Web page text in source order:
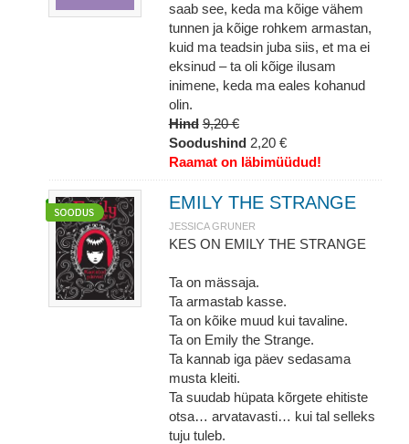
saab see, keda ma kõige vähem
tunnen ja kõige rohkem armastan,
kuid ma teadsin juba siis, et ma ei
eksinud – ta oli kõige ilusam
inimene, keda ma eales kohanud
olin.
Hind 9,20 €
Soodushind 2,20 €
Raamat on läbimüüdud!
EMILY THE STRANGE
JESSICA GRUNER
KES ON EMILY THE STRANGE
Ta on mässaja.
Ta armastab kasse.
Ta on kõike muud kui tavaline.
Ta on Emily the Strange.
Ta kannab iga päev sedasama
musta kleiti.
Ta suudab hüpata kõrgete ehitiste
otsa… arvatavasti… kui tal selleks
tuju tuleb.